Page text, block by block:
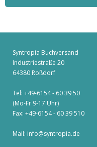
Syntropia Buchversand
Industriestraße 20
64380 Roßdorf
Tel: +49-6154 - 60 39 50
(Mo-Fr 9-17 Uhr)
Fax: +49-6154 - 60 39 510
Mail: info@syntropia.de